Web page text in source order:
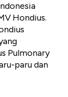
Hondius.
Pulmonary
paru dan